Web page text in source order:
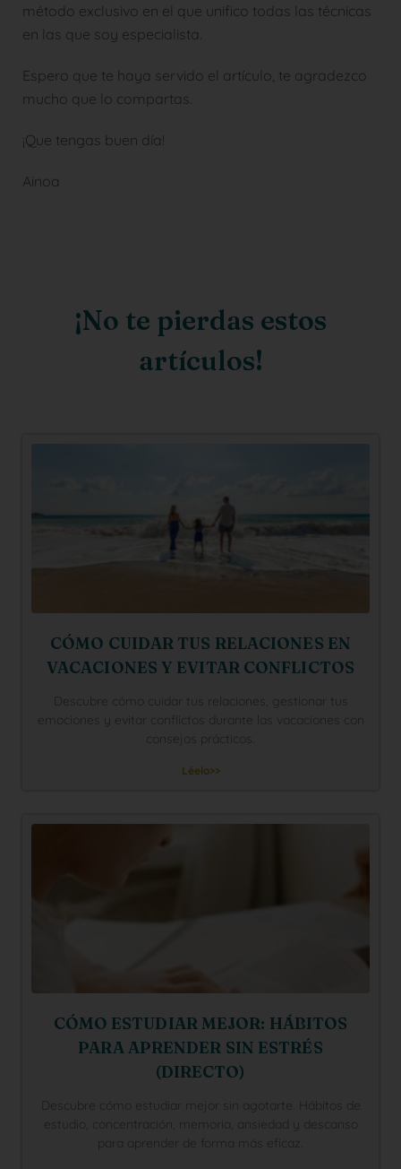
método exclusivo en el que unifico todas las técnicas
en las que soy especialista.
Espero que te haya servido el artículo, te agradezco
mucho que lo compartas.
¡Que tengas buen día!
Ainoa
¡No te pierdas estos
artículos!
CÓMO CUIDAR TUS RELACIONES EN
VACACIONES Y EVITAR CONFLICTOS
Descubre cómo cuidar tus relaciones, gestionar tus
emociones y evitar conflictos durante las vacaciones con
consejos prácticos.
Léelo>>
CÓMO ESTUDIAR MEJOR: HÁBITOS
PARA APRENDER SIN ESTRÉS
(DIRECTO)
Descubre cómo estudiar mejor sin agotarte. Hábitos de
estudio, concentración, memoria, ansiedad y descanso
para aprender de forma más eficaz.